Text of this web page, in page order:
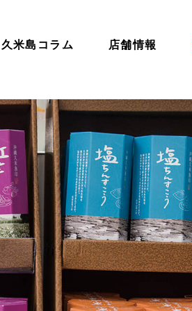
久米島コラム 店舗情報